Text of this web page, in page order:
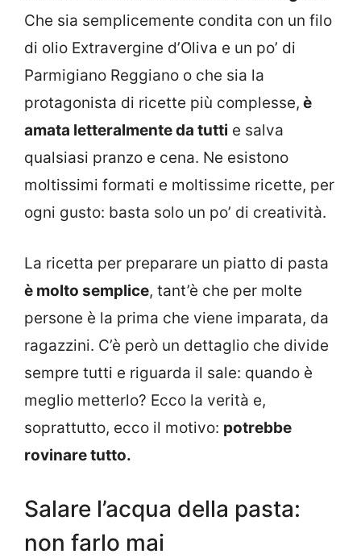
Che sia semplicemente condita con un filo
di olio Extravergine d’Oliva e un po’ di
Parmigiano Reggiano o che sia la
protagonista di ricette più complesse, è
amata letteralmente da tutti e salva
qualsiasi pranzo e cena. Ne esistono
moltissimi formati e moltissime ricette, per
ogni gusto: basta solo un po’ di creatività.
La ricetta per preparare un piatto di pasta
è molto semplice, tant’è che per molte
persone è la prima che viene imparata, da
ragazzini. C’è però un dettaglio che divide
sempre tutti e riguarda il sale: quando è
meglio metterlo? Ecco la verità e,
soprattutto, ecco il motivo: potrebbe
rovinare tutto.
Salare l’acqua della pasta:
non farlo mai